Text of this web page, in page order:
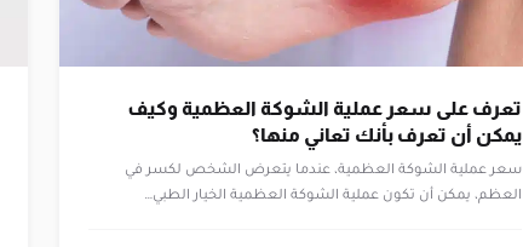
تعرف على سعر عملية الشوكة العظمية وكيف
يمكن أن تعرف بأنك تعاني منها؟
سعر عملية الشوكة العظمية، عندما يتعرض الشخص لكسر في
العظم، يمكن أن تكون عملية الشوكة العظمية الخيار الطبي…